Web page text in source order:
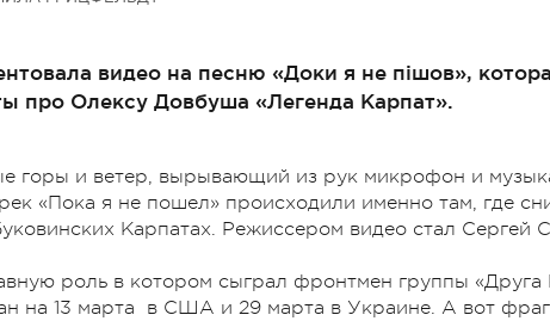
видео на песню «Доки я не пішов»,
про Олексу Довбуша «Легенда Карпат».
горы и ветер, вырывающий из рук микрофон и
«Пока я не пошел» происходили именно там, где
Карпатах. Режиссером видео стал Сергей
роль в котором сыграл фронтмен группы «Друга
на 13 марта в США и 29 марта в Украине. А вот